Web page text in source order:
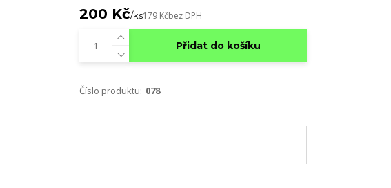
200 Kč/ks179 Kčbez DPH
Přidat do košíku
Číslo produktu: 078